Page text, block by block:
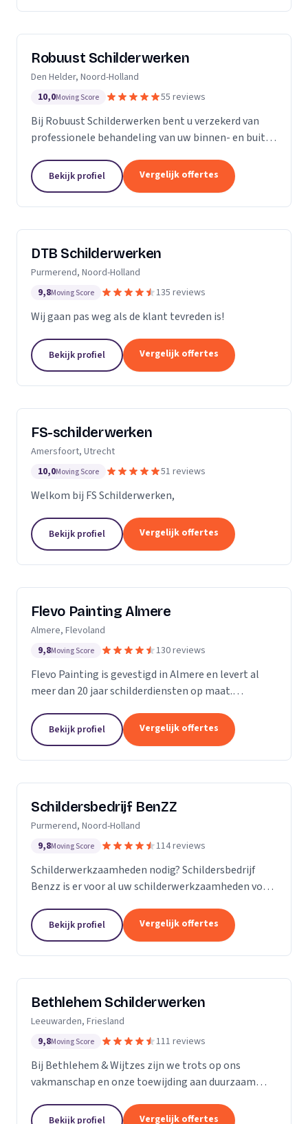
Robuust Schilderwerken
Den Helder, Noord-Holland
10,0Moving Score 55 reviews
Bij Robuust Schilderwerken bent u verzekerd van
professionele behandeling van uw binnen- en buiten
als nieuwbouwwoningen, en alles daar tussen in.
Bij...
Bekijk profiel Vergelijk offertes
DTB Schilderwerken
Purmerend, Noord-Holland
9,8Moving Score 135 reviews
Wij gaan pas weg als de klant tevreden is!
Bekijk profiel Vergelijk offertes
FS-schilderwerken
Amersfoort, Utrecht
10,0Moving Score 51 reviews
Welkom bij FS Schilderwerken,
Bekijk profiel Vergelijk offertes
Flevo Painting Almere
Almere, Flevoland
9,8Moving Score 130 reviews
Flevo Painting is gevestigd in Almere en levert al
meer dan 20 jaar schilderdiensten op maat.
provincie Flevoland, het Gooi, Amsterdam en
omstreken...
Bekijk profiel Vergelijk offertes
Schildersbedrijf BenZZ
Purmerend, Noord-Holland
9,8Moving Score 114 reviews
Schilderwerkzaamheden nodig? Schildersbedrijf
Benzz is er voor al uw schilderwerkzaamheden voor
Bekijk profiel Vergelijk offertes
Bethlehem Schilderwerken
Leeuwarden, Friesland
9,8Moving Score 111 reviews
Bij Bethlehem & Wijtzes zijn we trots op ons
vakmanschap en onze toewijding aan duurzaam
professionals, is voortdurend in ontwikkeling en
Bekijk profiel Vergelijk offertes